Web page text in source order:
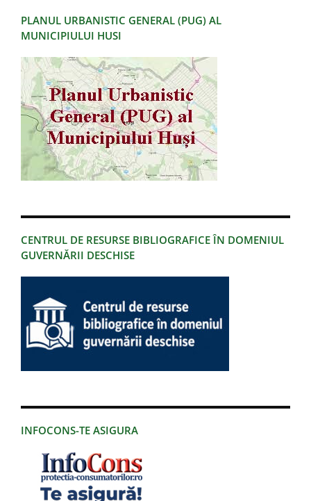
PLANUL URBANISTIC GENERAL (PUG) AL
MUNICIPIULUI HUSI
CENTRUL DE RESURSE BIBLIOGRAFICE ÎN DOMENIUL
GUVERNĂRII DESCHISE
INFOCONS-TE ASIGURA